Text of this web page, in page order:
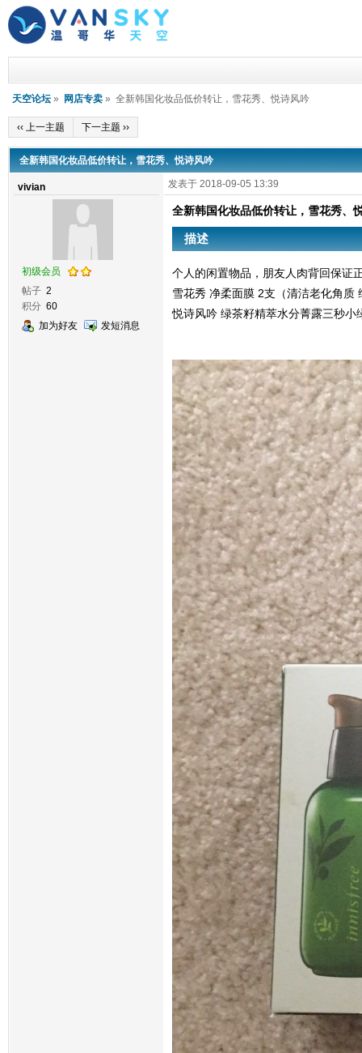
天空论坛 » 网店专卖 » 全新韩国化妆品低价转让，雪花秀、悦诗风吟
‹‹ 上一主题 下一主题 ››
全新韩国化妆品低价转让，雪花秀、悦诗风吟
vivian
初级会员
帖子 2
积分 60
加为好友
发短消息
发表于 2018-09-05 13:39
全新韩国化妆品低价转让，雪花秀、
描述
个人的闲置物品，朋友人肉背回保证
雪花秀 净柔面膜 2支（清洁老化角质
悦诗风吟 绿茶籽精萃水分菁露三秒